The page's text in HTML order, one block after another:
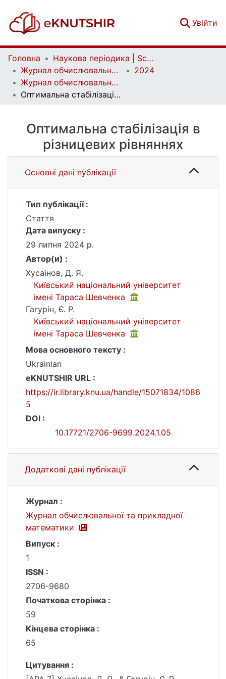
Увійти
Головна
Наукова періодика | Scientific periodicals
Журнал обчислювальної та прикладної математики | Journal of Numerical and Applied Mathematics
2024
Журнал обчислювальної та прикладної математики. № 1
Оптимальна стабiлiзацiя в рiзницевих рiвняннях
Оптимальна стабiлiзацiя в
рiзницевих рiвняннях
Основні дані публікації
Тип публікації :
Стаття
Дата випуску :
29 липня 2024 р.
Автор(и) :
Хусаiнов, Д. Я.
Київський національний університет
імені Тараса Шевченка
Гагурiн, Є. Р.
Київський національний університет
імені Тараса Шевченка
Мова основного тексту :
Ukrainian
eKNUTSHIR URL :
https://ir.library.knu.ua/handle/15071834/1086
5
DOI :
10.17721/2706-9699.2024.1.05
Додаткові дані публікації
Журнал :
Журнал обчислювальної та прикладної
математики
Випуск :
1
ISSN :
2706-9680
Початкова сторінка :
59
Кінцева сторінка :
65
Цитування :